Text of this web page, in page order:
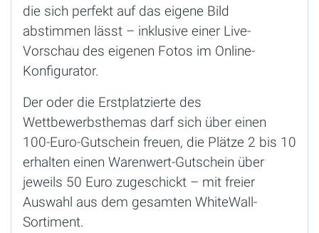
die sich perfekt auf das eigene Bild
abstimmen lässt – inklusive einer Live-
Vorschau des eigenen Fotos im Online-
Konfigurator.
Der oder die Erstplatzierte des
Wettbewerbsthemas darf sich über einen
100-Euro-Gutschein freuen, die Plätze 2 bis 10
erhalten einen Warenwert-Gutschein über
jeweils 50 Euro zugeschickt – mit freier
Auswahl aus dem gesamten WhiteWall-
Sortiment.